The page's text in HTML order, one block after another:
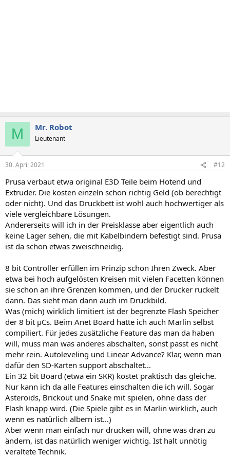
M Mr. Robot
Lieutenant
30. April 2021 #12
Prusa verbaut etwa original E3D Teile beim Hotend und
Extruder. Die kosten einzeln schon richtig Geld (ob berechtigt
oder nicht). Und das Druckbett ist wohl auch hochwertiger als
viele vergleichbare Lösungen.
Andererseits will ich in der Preisklasse aber eigentlich auch
keine Lager sehen, die mit Kabelbindern befestigt sind. Prusa
ist da schon etwas zweischneidig.
8 bit Controller erfüllen im Prinzip schon Ihren Zweck. Aber
etwa bei hoch aufgelösten Kreisen mit vielen Facetten können
sie schon an ihre Grenzen kommen, und der Drucker ruckelt
dann. Das sieht man dann auch im Druckbild.
Was (mich) wirklich limitiert ist der begrenzte Flash Speicher
der 8 bit µCs. Beim Anet Board hatte ich auch Marlin selbst
compiliert. Für jedes zusätzliche Feature das man da haben
will, muss man was anderes abschalten, sonst passt es nicht
mehr rein. Autoleveling und Linear Advance? Klar, wenn man
dafür den SD-Karten support abschaltet...
Ein 32 bit Board (etwa ein SKR) kostet praktisch das gleiche.
Nur kann ich da alle Features einschalten die ich will. Sogar
Asteroids, Brickout und Snake mit spielen, ohne dass der
Flash knapp wird. (Die Spiele gibt es in Marlin wirklich, auch
wenn es natürlich albern ist...)
Aber wenn man einfach nur drucken will, ohne was dran zu
ändern, ist das natürlich weniger wichtig. Ist halt unnötig
veraltete Technik.